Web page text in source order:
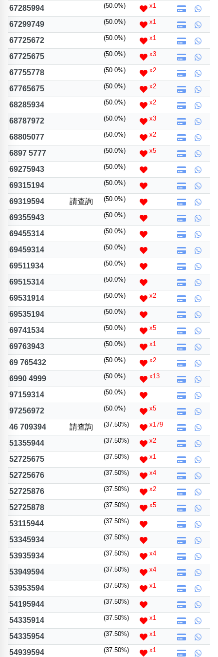
位置分類
包含數字
次數分類
生日分類
易經六四卦象
清除全部分類
搜尋
67285994 (50.0%) x1
67299749 (50.0%) x1
67725672 (50.0%) x1
67725675 (50.0%) x3
67755778 (50.0%) x2
67765675 (50.0%) x2
68285934 (50.0%) x2
68787972 (50.0%) x3
68805077 (50.0%) x2
6897 5777 (50.0%) x5
69275943 (50.0%)
69315194 (50.0%)
69319594 請查詢 (50.0%)
69355943 (50.0%)
69455314 (50.0%)
69459314 (50.0%)
69511934 (50.0%)
69515314 (50.0%)
69531914 (50.0%) x2
69535194 (50.0%)
69741534 (50.0%) x5
69763943 (50.0%) x1
69 765432 (50.0%) x2
6990 4999 (50.0%) x13
97159314 (50.0%)
97256972 (50.0%) x5
46 709394 請查詢 (37.50%) x179
51355944 (37.50%) x2
52725675 (37.50%) x1
52725676 (37.50%) x4
52725876 (37.50%) x2
52725878 (37.50%) x5
53115944 (37.50%)
53345934 (37.50%)
53935934 (37.50%) x4
53949594 (37.50%) x4
53953594 (37.50%) x1
54195944 (37.50%)
54335914 (37.50%) x1
54335954 (37.50%) x1
54939594 (37.50%) x1